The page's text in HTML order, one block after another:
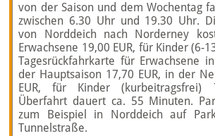
von der Saison und dem Wochentag
zwischen 6.30 Uhr und 19.30 Uhr.
von Norddeich nach Norderney
Erwachsene 19,00 EUR, für Kinder (6-
Tagesrückfahrkarte für Erwachsene
der Hauptsaison 17,70 EUR, in der
EUR, für Kinder (kurbeitragsfrei)
Überfahrt dauert ca. 55 Minuten.
zum Beispiel in Norddeich auf
Tunnelstraße.